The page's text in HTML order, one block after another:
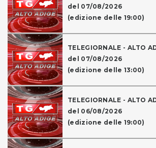
del 07/08/2026
(edizione delle 19:00)
TELEGIORNALE - ALTO
del 07/08/2026
(edizione delle 13:00)
TELEGIORNALE - ALTO
del 06/08/2026
(edizione delle 19:00)